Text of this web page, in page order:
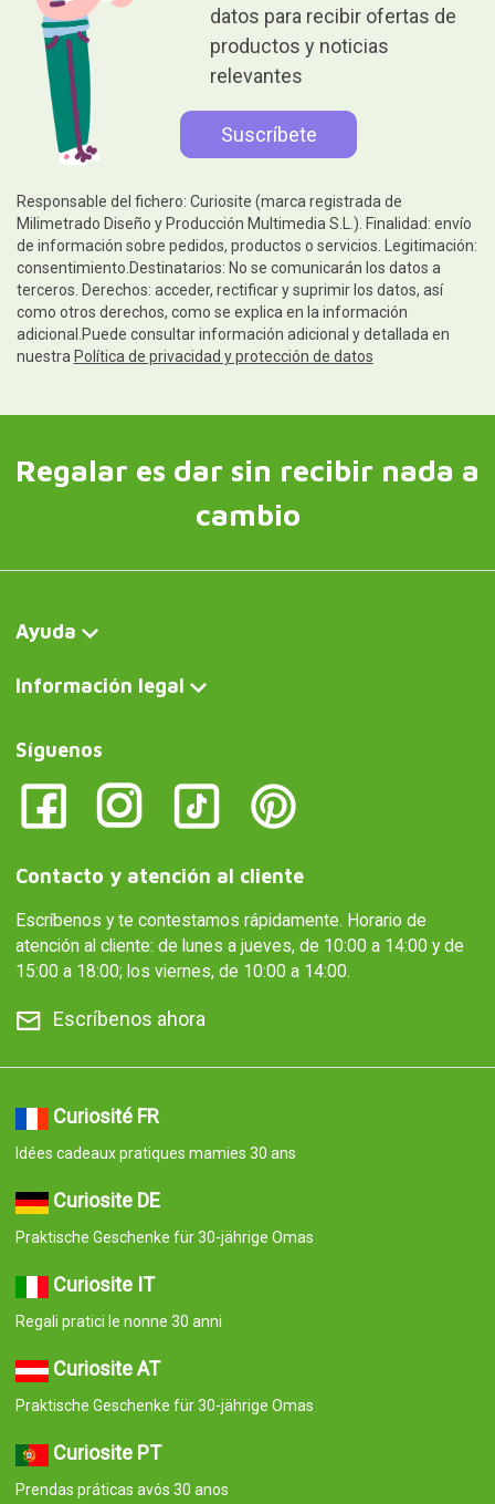
datos para recibir ofertas de
productos y noticias
relevantes
Responsable del fichero: Curiosite (marca registrada de
Milimetrado Diseño y Producción Multimedia S.L.). Finalidad: envío
de información sobre pedidos, productos o servicios. Legitimación:
consentimiento.Destinatarios: No se comunicarán los datos a
terceros. Derechos: acceder, rectificar y suprimir los datos, así
como otros derechos, como se explica en la información
adicional.Puede consultar información adicional y detallada en
nuestra Política de privacidad y protección de datos
Regalar es dar sin recibir nada a
cambio
Ayuda
Información legal
Síguenos
Contacto y atención al cliente
Escríbenos y te contestamos rápidamente. Horario de
atención al cliente: de lunes a jueves, de 10:00 a 14:00 y de
15:00 a 18:00; los viernes, de 10:00 a 14:00.
Escríbenos ahora
Curiosité FR
Idées cadeaux pratiques mamies 30 ans
Curiosite DE
Praktische Geschenke für 30-jährige Omas
Curiosite IT
Regali pratici le nonne 30 anni
Curiosite AT
Praktische Geschenke für 30-jährige Omas
Curiosite PT
Prendas práticas avós 30 anos